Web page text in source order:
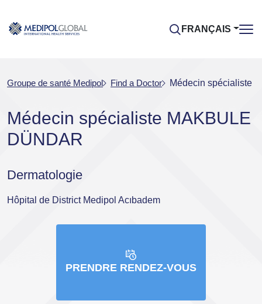
FRANÇAIS
Groupe de santé Medipol Find a Doctor Médecin spécialiste
Médecin spécialiste MAKBULE
DÜNDAR
Dermatologie
Hôpital de District Medipol Acıbadem
PRENDRE RENDEZ-VOUS